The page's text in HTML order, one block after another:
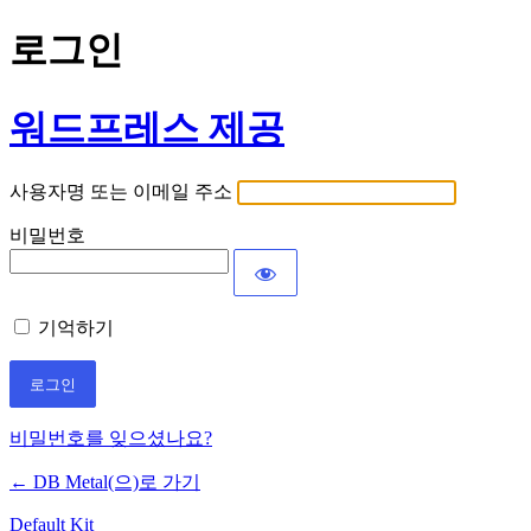
로그인
워드프레스 제공
사용자명 또는 이메일 주소
비밀번호
기억하기
비밀번호를 잊으셨나요?
← DB Metal(으)로 가기
Default Kit